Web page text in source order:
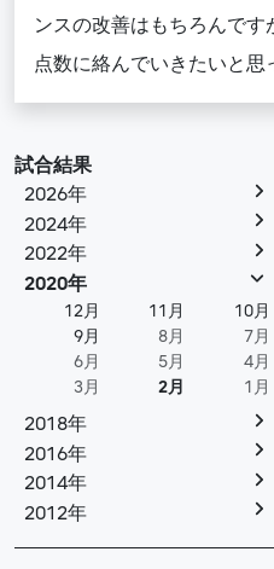
ンスの改善はもちろんです
点数に絡んでいきたいと思
試合結果
2026年
2024年
2022年
2020年
12月 11月
10月
9月
8月
7月
6月
5月
4月
3月
2月 1月
2018年
2016年
2014年
2012年